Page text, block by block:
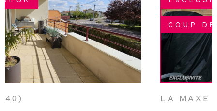
COUP DE COEUR
LA MAXE (57140)